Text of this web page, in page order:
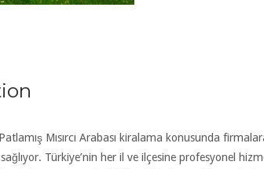
Mısırcı Arabası kiralama konusunda
sağlıyor. Türkiye’nin her il ve ilçesine profesyonel